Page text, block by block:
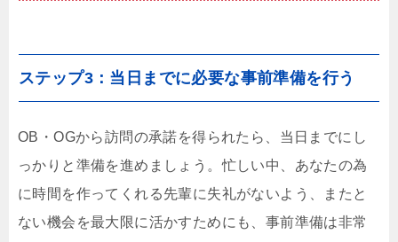
ステップ3：当日までに必要な事前準備を行う
OB・OGから訪問の承諾を得られたら、当日までにし
っかりと準備を進めましょう。忙しい中、あなたの為
に時間を作ってくれる先輩に失礼がないよう、またと
ない機会を最大限に活かすためにも、事前準備は非常